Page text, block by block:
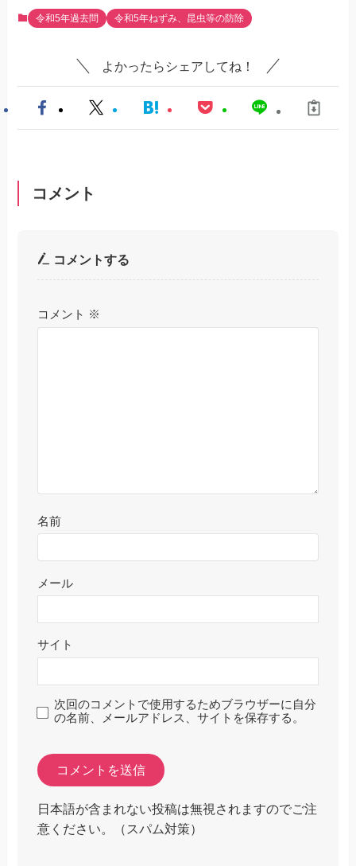
令和5年過去問 令和5年ねずみ、昆虫等の防除
よかったらシェアしてね！
コメント
コメントする
コメント ※
名前
メール
サイト
次回のコメントで使用するためブラウザーに自分
の名前、メールアドレス、サイトを保存する。
日本語が含まれない投稿は無視されますのでご注
意ください。（スパム対策）